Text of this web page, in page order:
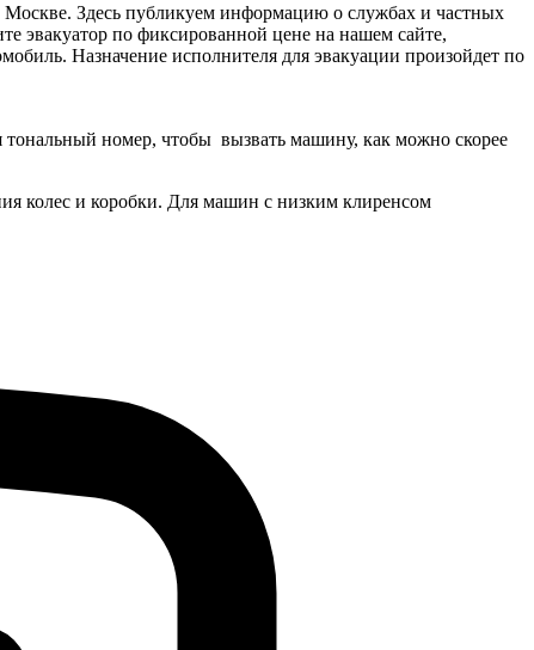
Москве. Здесь публикуем информацию о службах и частных
эвакуатор по фиксированной цене на нашем сайте,
Назначение исполнителя для эвакуации произойдет по
тональный номер, чтобы вызвать машину, как можно скорее
колес и коробки. Для машин с низким клиренсом